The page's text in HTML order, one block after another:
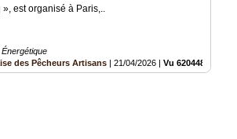
est organisé à Paris,..
des Pêcheurs Artisans | 21/04/2026 | Vu 620448 fois